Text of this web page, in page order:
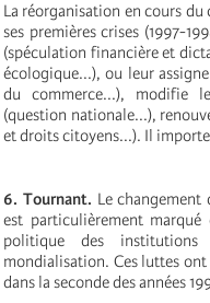
La réorganisation en cours du
ses premières crises (1997-
(spéculation financière et
écologique...), ou leur
du commerce...), modifie
(question nationale...),
et droits citoyens...). Il
6. Tournant. Le
est particulièrement
politique des
mondialisation. Ces luttes
dans la seconde des années